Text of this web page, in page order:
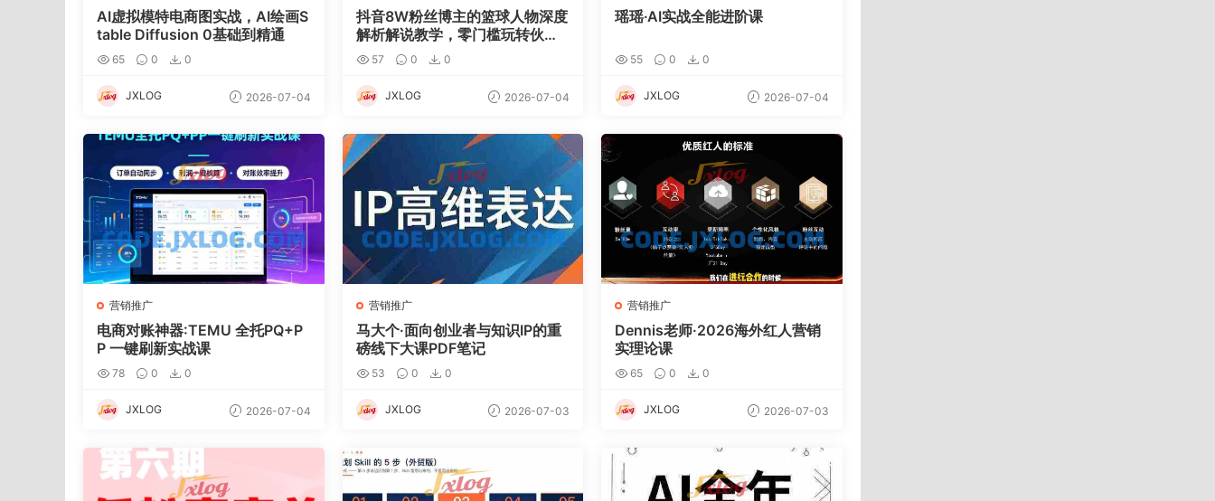
AI虚拟模特电商图实战，AI绘画S
table Diffusion 0基础到精通
65 0 0
JXLOG 2026-07-04
抖音8W粉丝博主的篮球人物深度
解析解说教学，零门槛玩转伙伴
计划与精选独家，单日稳定收益1
57 0 0
JXLOG 2026-07-04
瑶瑶·AI实战全能进阶课
55 0 0
JXLOG 2026-07-04
营销推广
电商对账神器:TEMU 全托PQ+P
P 一键刷新实战课
78 0 0
JXLOG 2026-07-04
营销推广
马大个·面向创业者与知识IP的重
磅线下大课PDF笔记
53 0 0
JXLOG 2026-07-03
营销推广
Dennis老师·2026海外红人营销
实理论课
65 0 0
JXLOG 2026-07-03